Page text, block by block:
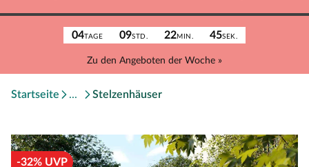
04TAGE 09STD. 22MIN. 45SEK.
Zu den Angeboten der Woche »
Startseite Stelzenhäuser
-32% UVP